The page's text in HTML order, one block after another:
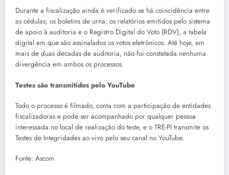
Durante a fiscalização ainda é verificado se há coincidência entre
as cédulas; os boletins de urna; os relatórios emitidos pelo sistema
de apoio à auditoria e o Registro Digital do Voto (RDV), a tabela
digital em que são assinalados os votos eletrônicos. Até hoje, em
mais de duas décadas de auditoria, não foi constatada nenhuma
divergência em ambos os processos.
Testes são transmitidos pelo YouTube
Todo o processo é filmado, conta com a participação de entidades
fiscalizadoras e pode ser acompanhado por qualquer pessoa
interessada no local de realização do teste, e o TRE-PI transmite os
Testes de Integridades ao vivo pelo seu canal no YouTube.
Fonte: Ascom